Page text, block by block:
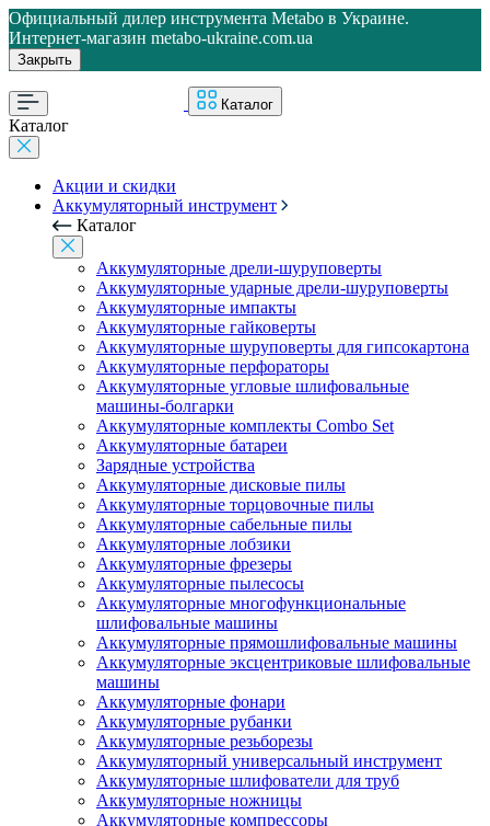
Официальный дилер инструмента Metabo в Украине.
Интернет-магазин metabo-ukraine.com.ua
Закрыть
Каталог
Каталог
Акции и скидки
Аккумуляторный инструмент
Каталог
Аккумуляторные дрели-шуруповерты
Аккумуляторные ударные дрели-шуруповерты
Аккумуляторные импакты
Аккумуляторные гайковерты
Аккумуляторные шуруповерты для гипсокартона
Аккумуляторные перфораторы
Аккумуляторные угловые шлифовальные
машины-болгарки
Аккумуляторные комплекты Combo Set
Аккумуляторные батареи
Зарядные устройства
Аккумуляторные дисковые пилы
Аккумуляторные торцовочные пилы
Аккумуляторные сабельные пилы
Аккумуляторные лобзики
Аккумуляторные фрезеры
Аккумуляторные пылесосы
Аккумуляторные многофункциональные
шлифовальные машины
Аккумуляторные прямошлифовальные машины
Аккумуляторные эксцентриковые шлифовальные
машины
Аккумуляторные фонари
Аккумуляторные рубанки
Аккумуляторные резьборезы
Аккумуляторный универсальный инструмент
Аккумуляторные шлифователи для труб
Аккумуляторные ножницы
Аккумуляторные компрессоры